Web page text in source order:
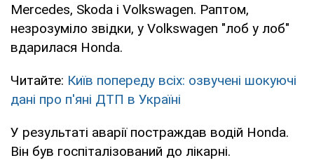
Mercedes, Skoda і Volkswagen. Раптом,
незрозуміло звідки, у Volkswagen "лоб у лоб"
вдарилася Honda.
Читайте: Київ попереду всіх: озвучені шокуючі
дані про п'яні ДТП в Україні
У результаті аварії постраждав водій Honda.
Він був госпіталізований до лікарні.